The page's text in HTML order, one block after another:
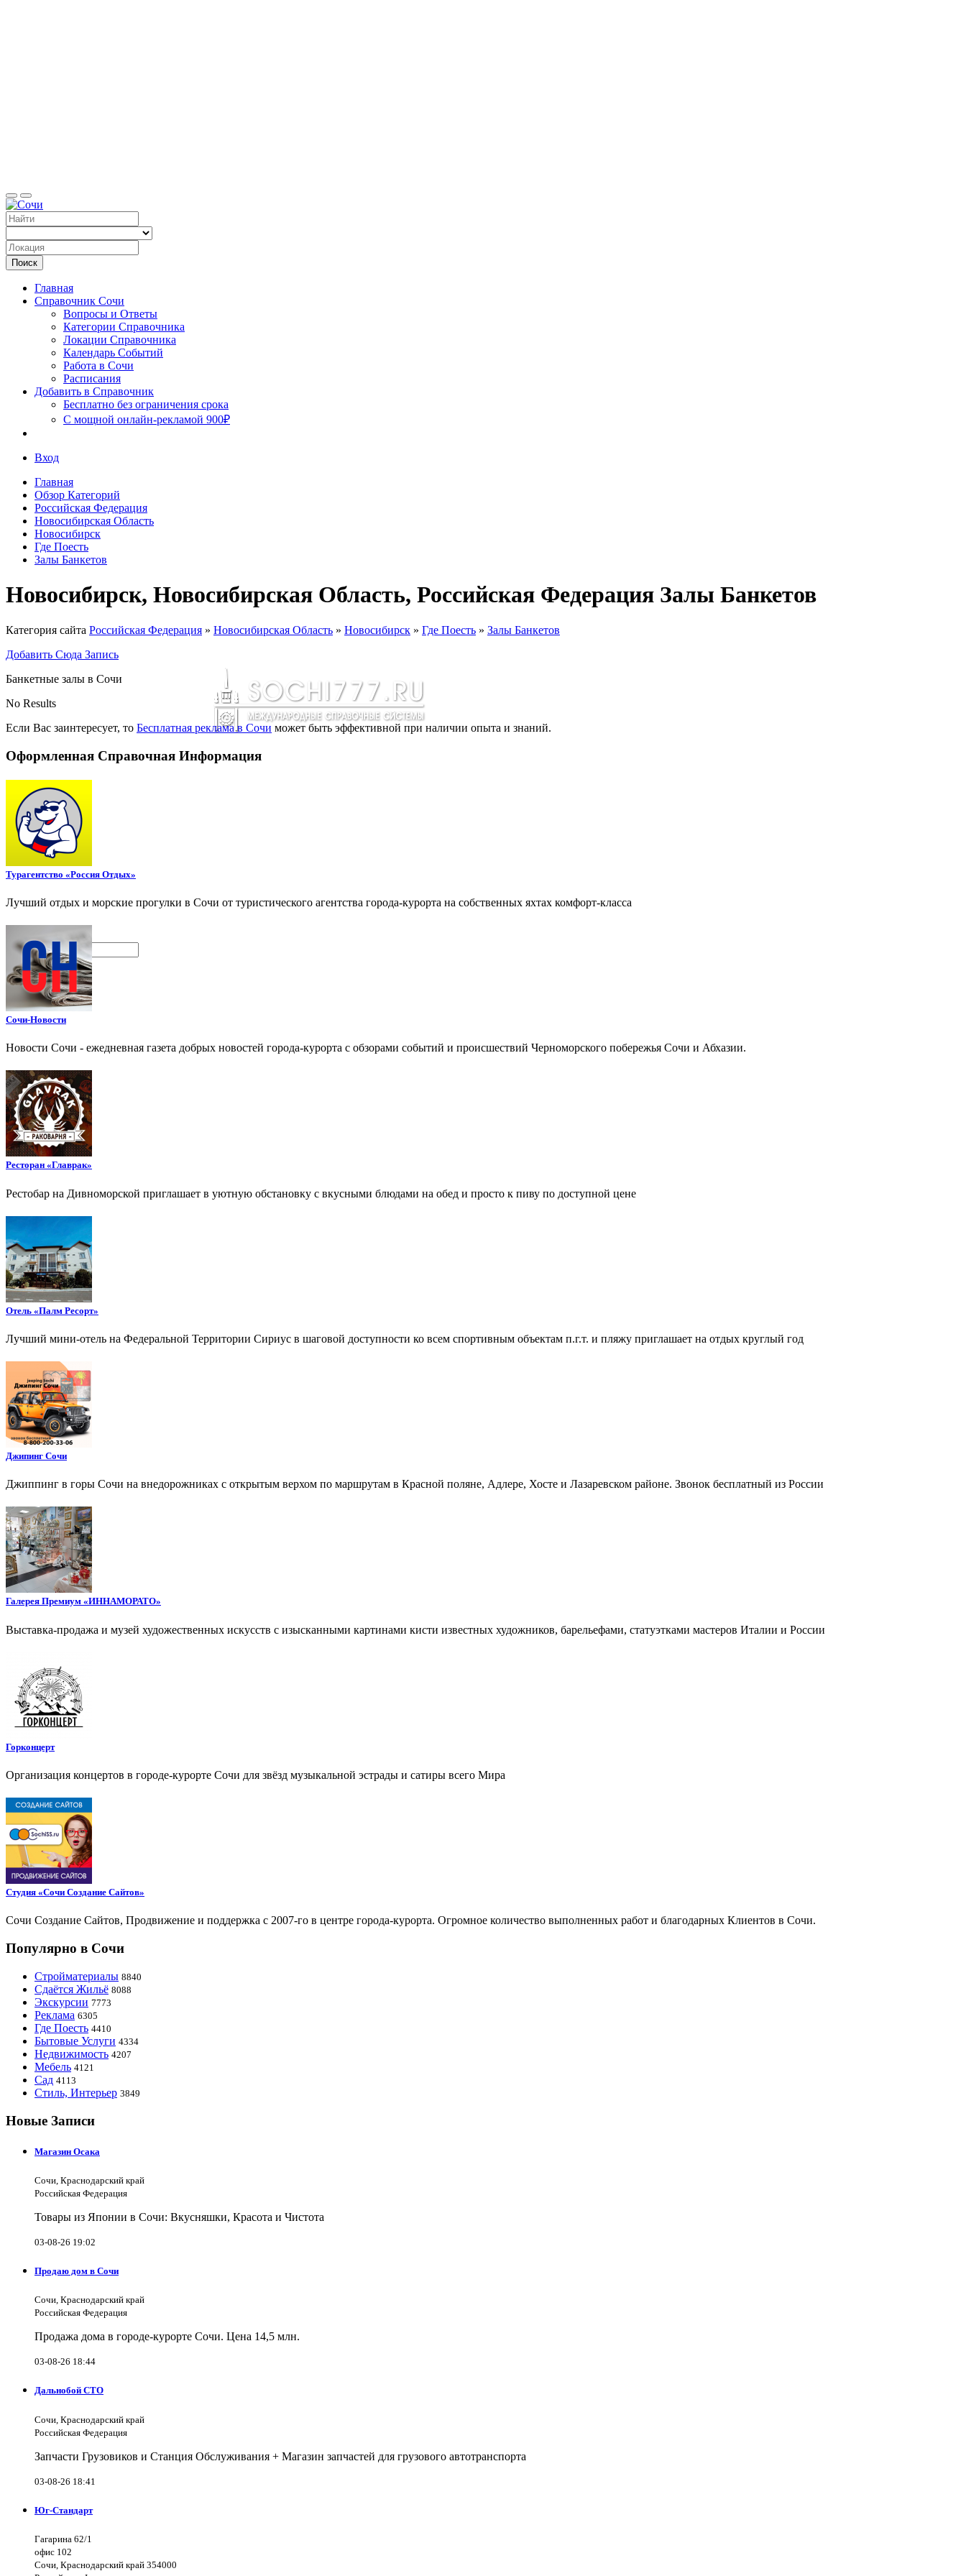
Сочи
Поиск
Поиск
Главная
Справочник Сочи
Вопросы и Ответы
Категории Справочника
Локации Справочника
Календарь Событий
Работа в Сочи
Расписания
Добавить в Справочник
Бесплатно без ограничения срока
С мощной онлайн-рекламой 900₽
Вход
Главная
Обзор Категорий
Российская Федерация
Новосибирская Область
Новосибирск
Где Поесть
Залы Банкетов
Новосибирск, Новосибирская Область, Российская Федерация Залы Банкетов
Категория сайта Российская Федерация » Новосибирская Область » Новосибирск » Где Поесть » Залы Банкетов
Добавить Сюда Запись
Банкетные залы в Сочи
No Results
Если Вас заинтересует, то Бесплатная реклама в Сочи может быть эффективной при наличии опыта и знаний.
Оформленная Справочная Информация
Турагентство «Россия Отдых»
Лучший отдых и морские прогулки в Сочи от туристического агентства города-курорта на собственных яхтах комфорт-класса
Сочи-Новости
Новости Сочи - ежедневная газета добрых новостей города-курорта с обзорами событий и происшествий Черноморского побережья Сочи и Абхазии.
Ресторан «Главрак»
Рестобар на Дивноморской приглашает в уютную обстановку с вкусными блюдами на обед и просто к пиву по доступной цене
Отель «Палм Ресорт»
Лучший мини-отель на Федеральной Территории Сириус в шаговой доступности ко всем спортивным объектам п.г.т. и пляжу приглашает на отдых круглый год
Джипинг Сочи
Джиппинг в горы Сочи на внедорожниках с открытым верхом по маршрутам в Красной поляне, Адлере, Хосте и Лазаревском районе. Звонок бесплатный из России
Галерея Премиум «ИННАМОРАТО»
Выставка-продажа и музей художественных искусств с изысканными картинами кисти известных художников, барельефами, статуэтками мастеров Италии и России
Горконцерт
Организация концертов в городе-курорте Сочи для звёзд музыкальной эстрады и сатиры всего Мира
Студия «Сочи Создание Сайтов»
Сочи Создание Сайтов, Продвижение и поддержка с 2007-го в центре города-курорта. Огромное количество выполненных работ и благодарных Клиентов в Сочи.
Популярно в Сочи
Стройматериалы 8840
Сдаётся Жильё 8088
Экскурсии 7773
Реклама 6305
Где Поесть 4410
Бытовые Услуги 4334
Недвижимость 4207
Мебель 4121
Сад 4113
Стиль, Интерьер 3849
Новые Записи
Магазин Осака
Сочи, Краснодарский край
Российская Федерация
Товары из Японии в Сочи: Вкусняшки, Красота и Чистота
03-08-26 19:02
Продаю дом в Сочи
Сочи, Краснодарский край
Российская Федерация
Продажа дома в городе-курорте Сочи. Цена 14,5 млн.
03-08-26 18:44
Дальнобой СТО
Сочи, Краснодарский край
Российская Федерация
Запчасти Грузовиков и Станция Обслуживания + Магазин запчастей для грузового автотранспорта
03-08-26 18:41
Юг-Стандарт
Гагарина 62/1
офис 102
Сочи, Краснодарский край 354000